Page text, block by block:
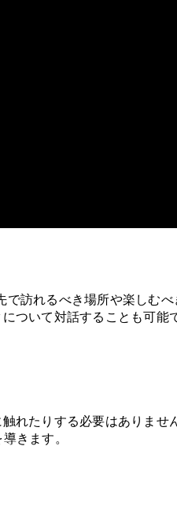
で訪れるべき場所や楽しむ
ついて対話することも可能
れたりする必要はありませ
きます。